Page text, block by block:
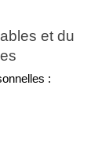
et du
: